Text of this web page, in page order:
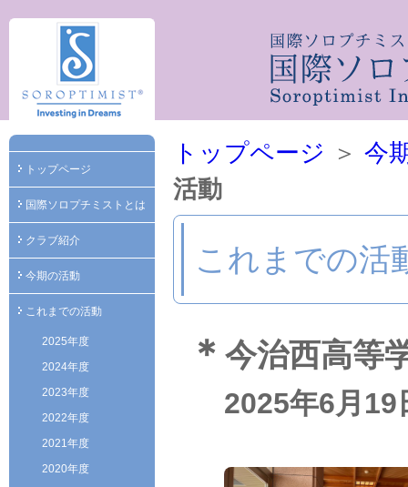
トップページ
国際ソロプチミストとは
クラブ紹介
今期の活動
これまでの活動
2025年度
2024年度
2023年度
2022年度
2021年度
2020年度
トップページ ＞ 今
活動
これまでの活
＊ 今治西高等
2025年6月19